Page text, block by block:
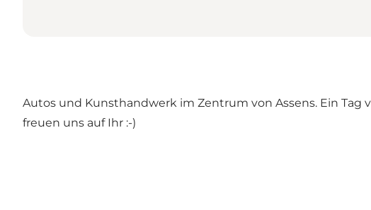
Autos und Kunsthandwerk im Zentrum von Assens. Ein Tag
freuen uns auf Ihr :-)